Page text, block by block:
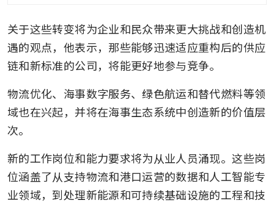
Can Iran legally impose tolls
in the Strait of Hormuz?
关于这些转变将为企业和民众带来更大挑战和创造机
遇的观点，他表示，那些能够迅速适应重构后的供应
链和新标准的公司，将能更好地参与竞争。
物流优化、海事数字服务、绿色航运和替代燃料等领
域也在兴起，并将在海事生态系统中创造新的价值层
次。
新的工作岗位和能力要求将为从业人员涌现。这些岗
位涵盖了从支持物流和港口运营的数据和人工智能专
业领域，到处理新能源和可持续基础设施的工程和技